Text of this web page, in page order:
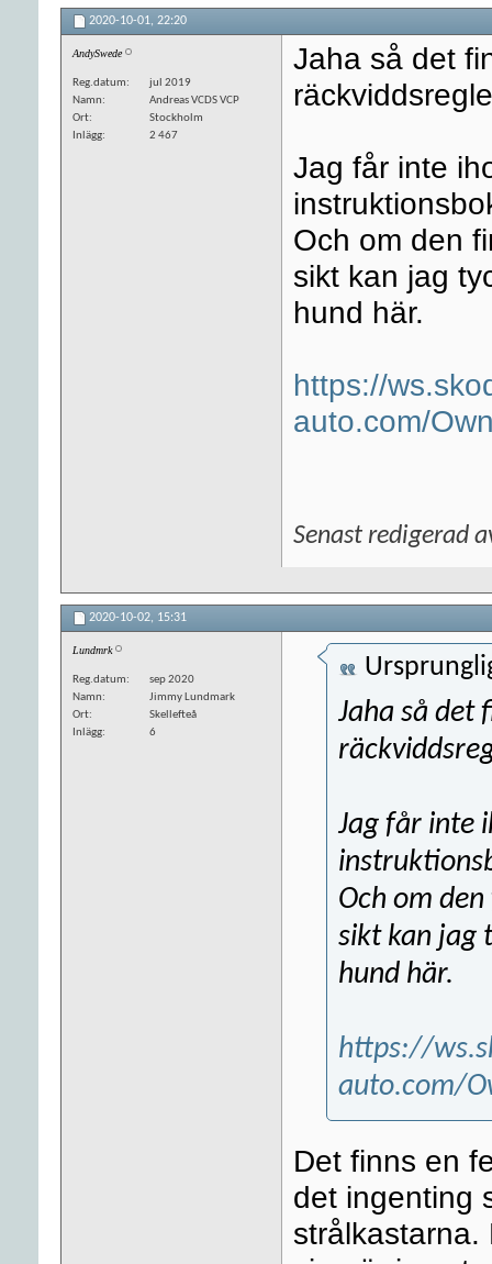
2020-10-01, 22:20
AndySwede
Reg.datum
jul 2019
Namn
Andreas VCDS VCP
Ort
Stockholm
Inlägg
2 467
Jaha så det
Jag får inte
Och om den
sikt kan jag
hund här.
https://
auto.com/
Senast redigerad
2020-10-02, 15:31
Lundmrk
Reg.datum
sep 2020
Namn
Jimmy Lundmark
Ort
Skellefteå
Inlägg
6
Jaha så det
Jag får inte
Och om
sikt kan jag
hund här.
https://
auto.com/
Det finns en
det ingenting
strålkastarna.